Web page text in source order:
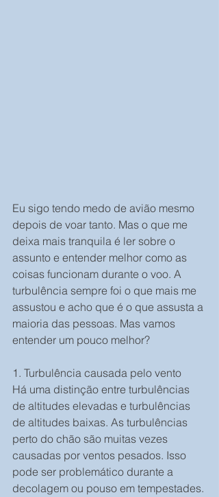
Eu sigo tendo medo de avião mesmo
depois de voar tanto. Mas o que me
deixa mais tranquila é ler sobre o
assunto e entender melhor como as
coisas funcionam durante o voo. A
turbulência sempre foi o que mais me
assustou e acho que é o que assusta a
maioria das pessoas. Mas vamos
entender um pouco melhor?
1. Turbulência causada pelo vento
Há uma distinção entre turbulências
de altitudes elevadas e turbulências
de altitudes baixas. As turbulências
perto do chão são muitas vezes
causadas por ventos pesados. Isso
pode ser problemático durante a
decolagem ou pouso em tempestades.